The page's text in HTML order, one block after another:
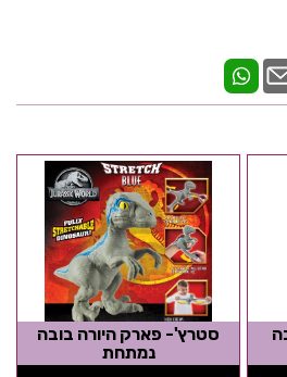
סטרץ'- פארק היורה בובה
נמתחת